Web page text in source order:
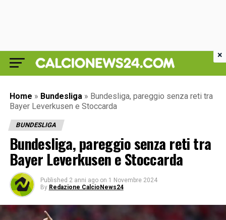
Home » Bundesliga » Bundesliga, pareggio senza reti tra
Bayer Leverkusen e Stoccarda
BUNDESLIGA
Bundesliga, pareggio senza reti tra
Bayer Leverkusen e Stoccarda
Published 2 anni ago on 1 Novembre 2024
By Redazione CalcioNews24
×